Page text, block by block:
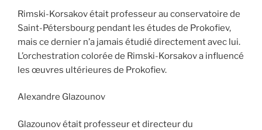
Rimski-Korsakov était professeur au conservatoire de
Saint-Pétersbourg pendant les études de Prokofiev,
mais ce dernier n’a jamais étudié directement avec lui.
L’orchestration colorée de Rimski-Korsakov a influencé
les œuvres ultérieures de Prokofiev.
Alexandre Glazounov
Glazounov était professeur et directeur du